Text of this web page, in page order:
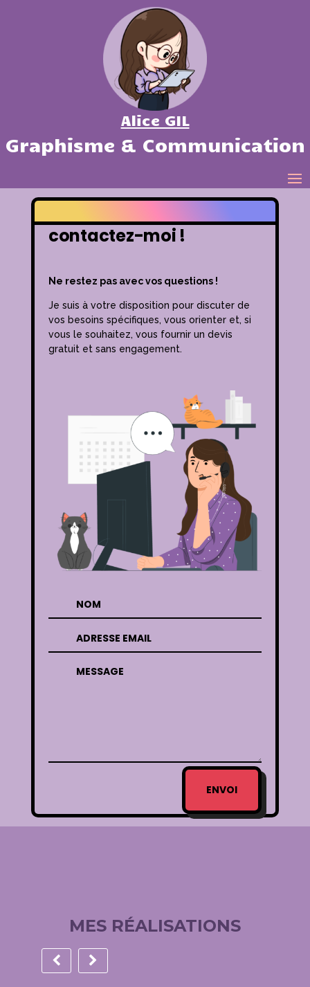
Alice GIL
Graphisme & Communication
contactez-moi !
Ne restez pas avec vos questions !
Je suis à votre disposition pour discuter de
vos besoins spécifiques, vous orienter et, si
vous le souhaitez, vous fournir un devis
gratuit et sans engagement.
ENVOI
MES RÉALISATIONS